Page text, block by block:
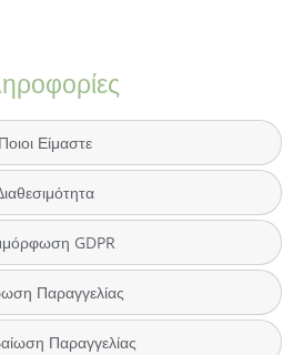
Ποιοι Είμαστε
GDPR
Παραγγελίας
Παραγγελίας